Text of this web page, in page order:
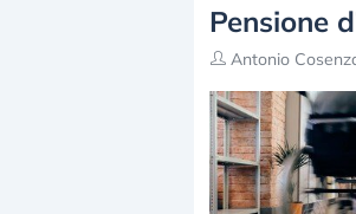
Pensione
Antonio